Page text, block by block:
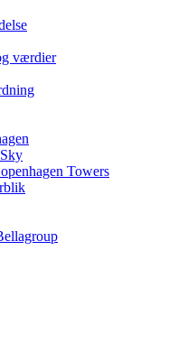
værdier
Towers